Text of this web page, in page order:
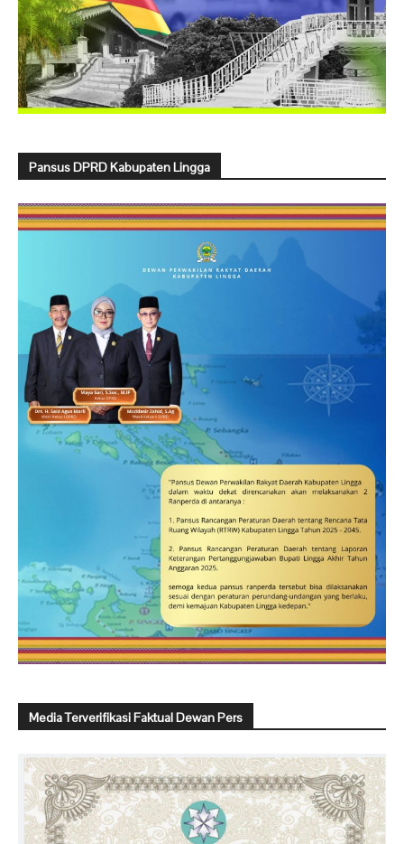
Pansus DPRD Kabupaten Lingga
Media Terverifikasi Faktual Dewan Pers